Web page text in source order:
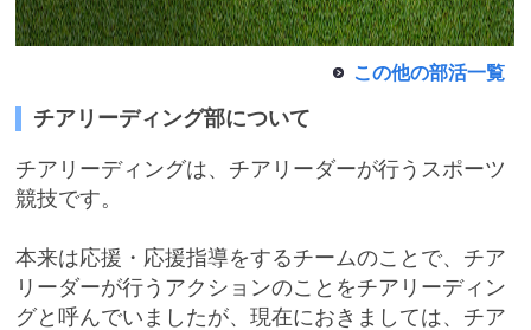
最近見た学校
学校閲覧履歴はありません
ブックマークした学校
ブックマークした学校はありません
この他の部活一覧
チアリーディング部について
チアリーディングは、チアリーダーが行うスポーツ
競技です。
本来は応援・応援指導をするチームのことで、チア
リーダーが行うアクションのことをチアリーディン
グと呼んでいましたが、現在におきましては、チア